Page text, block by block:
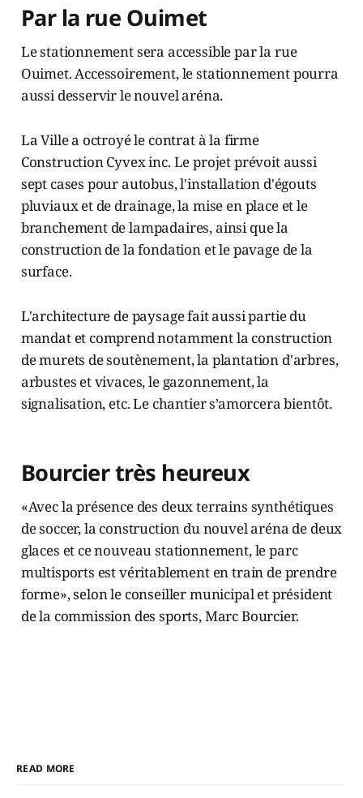
Par la rue Ouimet
Le stationnement sera accessible par la rue
Ouimet. Accessoirement, le stationnement pourra
aussi desservir le nouvel aréna.
La Ville a octroyé le contrat à la firme
Construction Cyvex inc. Le projet prévoit aussi
sept cases pour autobus, l'installation d'égouts
pluviaux et de drainage, la mise en place et le
branchement de lampadaires, ainsi que la
construction de la fondation et le pavage de la
surface.
L'architecture de paysage fait aussi partie du
mandat et comprend notamment la construction
de murets de soutènement, la plantation d'arbres,
arbustes et vivaces, le gazonnement, la
signalisation, etc. Le chantier s’amorcera bientôt.
Bourcier très heureux
«Avec la présence des deux terrains synthétiques
de soccer, la construction du nouvel aréna de deux
glaces et ce nouveau stationnement, le parc
multisports est véritablement en train de prendre
forme», selon le conseiller municipal et président
de la commission des sports, Marc Bourcier.
READ MORE